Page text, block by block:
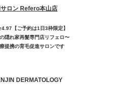
ロン Refero本山店
【ご予約は1日3枠限定】
隠れ家再髮専門店リフェロ〜
提携の育毛促進サロンです
DERMATOLOGY